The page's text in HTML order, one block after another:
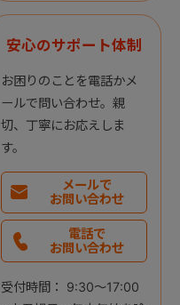
安心のサポート体制
お困りのことを電話かメ
ールで問い合わせ。親
切、丁寧にお応えしま
す。
メールで
お問い合わせ
電話で
お問い合わせ
受付時間： 9:30～17:00